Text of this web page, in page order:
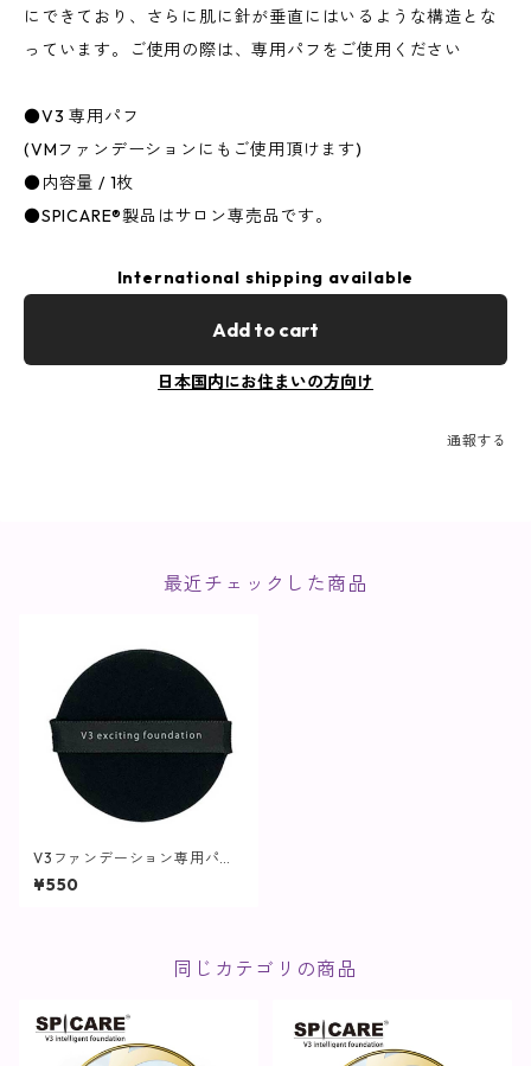
にできており、さらに肌に針が垂直にはいるような構造とな
っています。ご使用の際は、専用パフをご使用ください
●V3 専用パフ
(VMファンデーションにもご使用頂けます)
●内容量 / 1枚
●SPICARE®製品はサロン専売品です。
International shipping available
Add to cart
日本国内にお住まいの方向け
通報する
最近チェックした商品
V3ファンデーション専用パフ
【SPICARE】
¥550
同じカテゴリの商品